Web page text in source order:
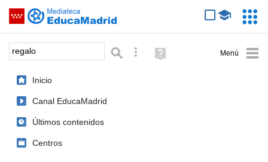
Saltar navegación
Palabra o frase: Búsqueda avanzada
Ayuda
(en
Inicio
Canal EducaMadrid
Últimos contenidos
Centros